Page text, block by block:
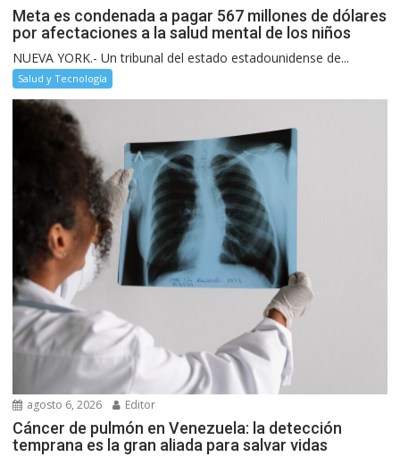
Meta es condenada a pagar 567 millones de dólares
por afectaciones a la salud mental de los niños
NUEVA YORK.- Un tribunal del estado estadounidense de...
Salud y Tecnología
agosto 6, 2026 Editor
Cáncer de pulmón en Venezuela: la detección
temprana es la gran aliada para salvar vidas